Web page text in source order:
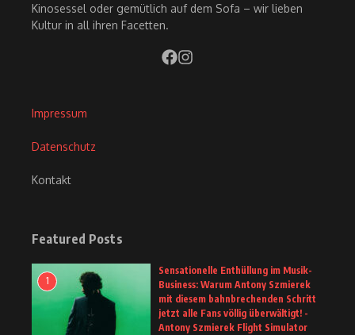
Kinosessel oder gemütlich auf dem Sofa – wir lieben
Kultur in all ihren Facetten.
Impressum
Datenschutz
Kontakt
Featured Posts
1
Sensationelle Enthüllung im Musik-
Business: Warum Antony Szmierek
mit diesem bahnbrechenden Schritt
jetzt alle Fans völlig überwältigt! -
Antony Szmierek Flight Simulator